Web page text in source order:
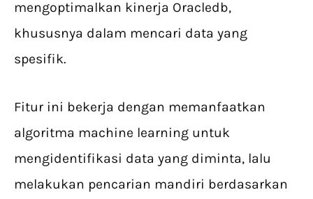
mengoptimalkan kinerja Oracledb,
khususnya dalam mencari data yang
spesifik.
Fitur ini bekerja dengan memanfaatkan
algoritma machine learning untuk
mengidentifikasi data yang diminta, lalu
melakukan pencarian mandiri berdasarkan